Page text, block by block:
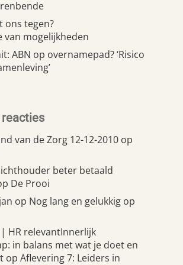
ons tegen?
van mogelijkheden
ABN op overnamepad? ‘Risico
van de Zorg 12-12-2010 op
beter betaald
De Prooi
op Nog lang en gelukkig op
| HR relevantInnerlijk
in balans met wat je doet en
op Aflevering 7: Leiders in